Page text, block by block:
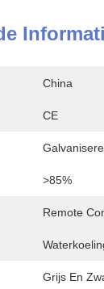
China
CE
>85%
Remote
Grijs En